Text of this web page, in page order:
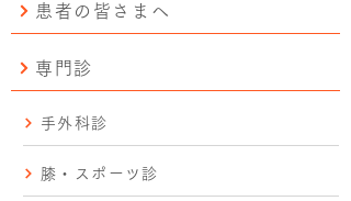
患者の皆さまへ
専門診
手外科診
膝・スポーツ診